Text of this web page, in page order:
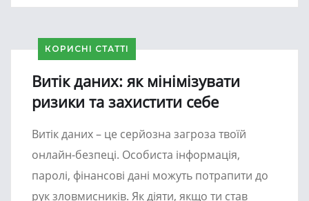
КОРИСНІ СТАТТІ
Витік даних: як мінімізувати
ризики та захистити себе
Витік даних – це серйозна загроза твоїй
онлайн-безпеці. Особиста інформація,
паролі, фінансові дані можуть потрапити до
рук зловмисників. Як діяти, якщо ти став